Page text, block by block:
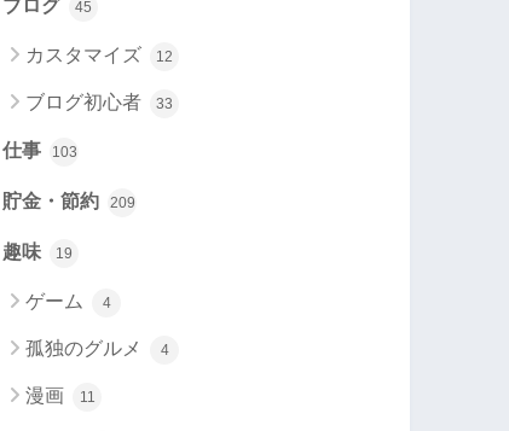
ブログ 45
カスタマイズ 12
ブログ初心者 33
仕事 103
貯金・節約 209
趣味 19
ゲーム 4
孤独のグルメ 4
漫画 11